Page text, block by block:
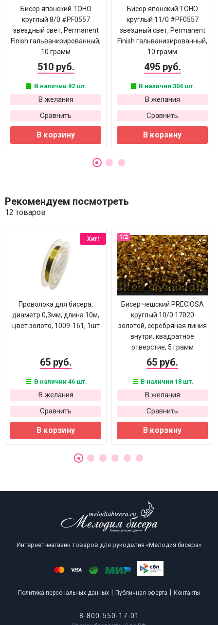
Бисер японский TOHO
круглый 8/0 #PF0557
звездный свет, Permanent
Finish гальванизированный,
10 грамм
510 руб.
В наличии 92 шт.
В желания
Сравнить
В корзину
Бисер японский TOHO
круглый 11/0 #PF0557
звездный свет, Permanent
Finish гальванизированный,
10 грамм
495 руб.
В наличии 304 шт.
В желания
Сравнить
В корзину
Рекомендуем посмотреть
12 товаров
Хит!
Проволока для бисера,
диаметр 0,3мм, длина 10м,
цвет золото, 1009-161, 1шт
65 руб.
В наличии 46 шт.
В желания
Сравнить
В корзину
Бисер чешский PRECIOSA
круглый 10/0 17020
золотой, серебряная линия
внутри, квадратное
отверстие, 5 грамм
65 руб.
В наличии 18 шт.
В желания
Сравнить
В корзину
Интернет-магазин товаров для рукоделия «Мелодия бисера»
Политика персональных данных Публичная оферта Контакты
8-800-550-17-01